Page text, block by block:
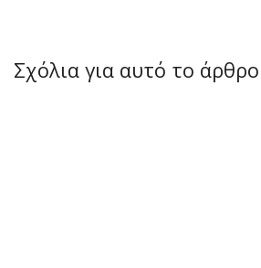
Σχόλια για αυτό το άρθρο